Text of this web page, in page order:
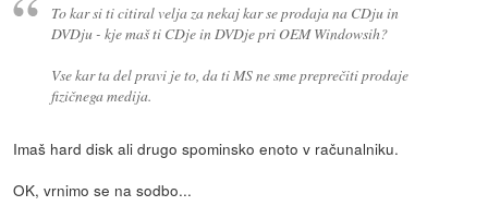
To kar si ti citiral velja za nekaj kar se prodaja na CDju in
DVDju - kje maš ti CDje in DVDje pri OEM Windowsih?
Vse kar ta del pravi je to, da ti MS ne sme preprečiti prodaje
fizičnega medija.
Imaš hard disk ali drugo spominsko enoto v računalniku.
OK, vrnimo se na sodbo...